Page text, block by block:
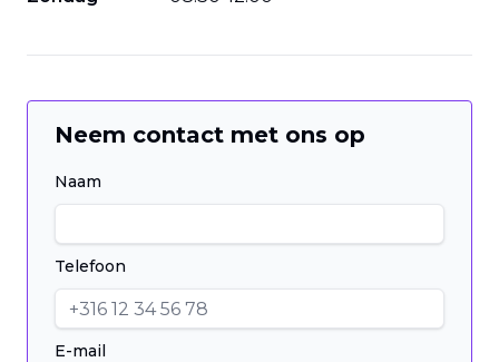
Neem contact met ons op
Naam
Telefoon
E-mail